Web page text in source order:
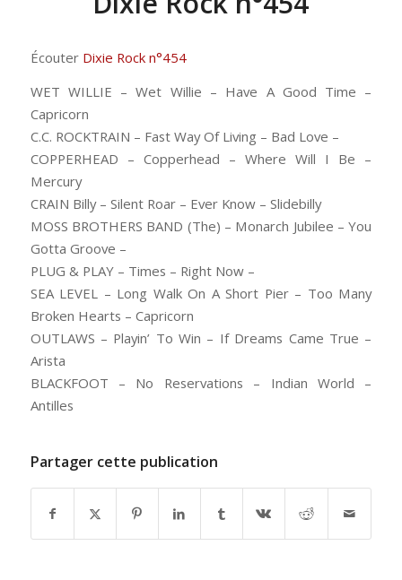
Écouter Dixie Rock n°454
WET WILLIE – Wet Willie – Have A Good Time –
Capricorn
C.C. ROCKTRAIN – Fast Way Of Living – Bad Love –
COPPERHEAD – Copperhead – Where Will I Be –
Mercury
CRAIN Billy – Silent Roar – Ever Know – Slidebilly
MOSS BROTHERS BAND (The) – Monarch Jubilee – You
Gotta Groove –
PLUG & PLAY – Times – Right Now –
SEA LEVEL – Long Walk On A Short Pier – Too Many
Broken Hearts – Capricorn
OUTLAWS – Playin’ To Win – If Dreams Came True –
Arista
BLACKFOOT – No Reservations – Indian World –
Antilles
Partager cette publication